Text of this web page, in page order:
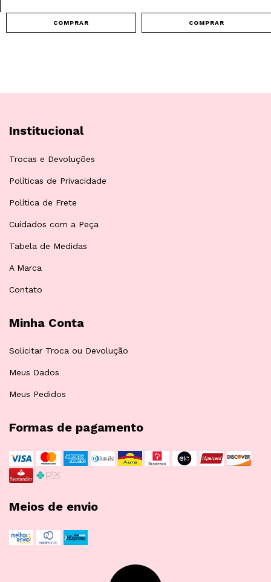
COMPRAR COMPRAR
Institucional
Trocas e Devoluções
Políticas de Privacidade
Política de Frete
Cuidados com a Peça
Tabela de Medidas
A Marca
Contato
Minha Conta
Solicitar Troca ou Devolução
Meus Dados
Meus Pedidos
Formas de pagamento
Meios de envio